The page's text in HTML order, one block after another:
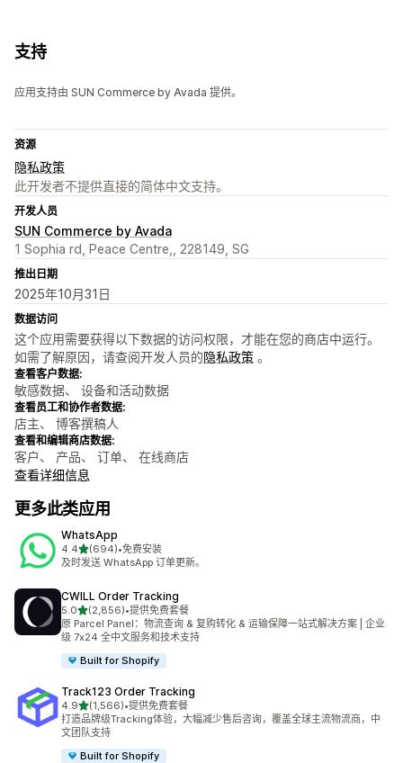
支持
应用支持由 SUN Commerce by Avada 提供。
资源
隐私政策
此开发者不提供直接的简体中文支持。
开发人员
SUN Commerce by Avada
1 Sophia rd, Peace Centre,, 228149, SG
推出日期
2025年10月31日
数据访问
这个应用需要获得以下数据的访问权限，才能在您的商店中运行。
如需了解原因，请查阅开发人员的隐私政策 。
查看客户数据:
敏感数据、 设备和活动数据
查看员工和协作者数据:
店主、 博客撰稿人
查看和编辑商店数据:
客户、 产品、 订单、 在线商店
查看详细信息
更多此类应用
WhatsApp
4.4星（满分 5 星）
(694)
总共 694 条评论
•免费安装
及时发送 WhatsApp 订单更新。
CWILL Order Tracking
5.0星（满分 5 星）
(2,856)
总共 2856 条评论
•提供免费套餐
原 Parcel Panel：物流查询 & 复购转化 & 运输保障一站式解决方案 | 企业
级 7x24 全中文服务和技术支持
Built for Shopify
Track123 Order Tracking
4.9星（满分 5 星）
(1,566)
总共 1566 条评论
•提供免费套餐
打造品牌级Tracking体验，大幅减少售后咨询，覆盖全球主流物流商，中
文团队支持
Built for Shopify